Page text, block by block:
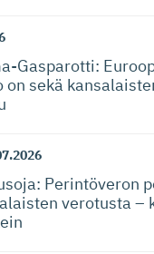
Gas­pa­rotti:
on sekä
Perintöveron
verotusta –